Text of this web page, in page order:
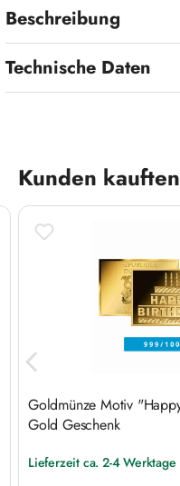
Beschreibung
Technische Daten
Produktgalerie
Kunden
Goldmünze Motiv
Gold Geschenk
Lieferzeit ca. 2-4 Werktage